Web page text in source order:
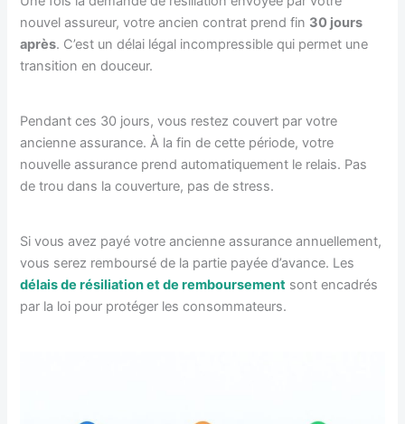
nouvel assureur, votre ancien contrat prend fin 30 jours
après. C’est un délai légal incompressible qui permet une
transition en douceur.
Pendant ces 30 jours, vous restez couvert par votre
ancienne assurance. À la fin de cette période, votre
nouvelle assurance prend automatiquement le relais. Pas
de trou dans la couverture, pas de stress.
Si vous avez payé votre ancienne assurance annuellement,
vous serez remboursé de la partie payée d’avance. Les
délais de résiliation et de remboursement sont encadrés
par la loi pour protéger les consommateurs.